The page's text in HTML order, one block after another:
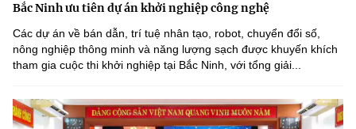
Bắc Ninh ưu tiên dự án khởi nghiệp công nghệ
Các dự án về bán dẫn, trí tuệ nhân tạo, robot, chuyển đổi số,
nông nghiệp thông minh và năng lượng sạch được khuyến khích
tham gia cuộc thi khởi nghiệp tại Bắc Ninh, với tổng giải...